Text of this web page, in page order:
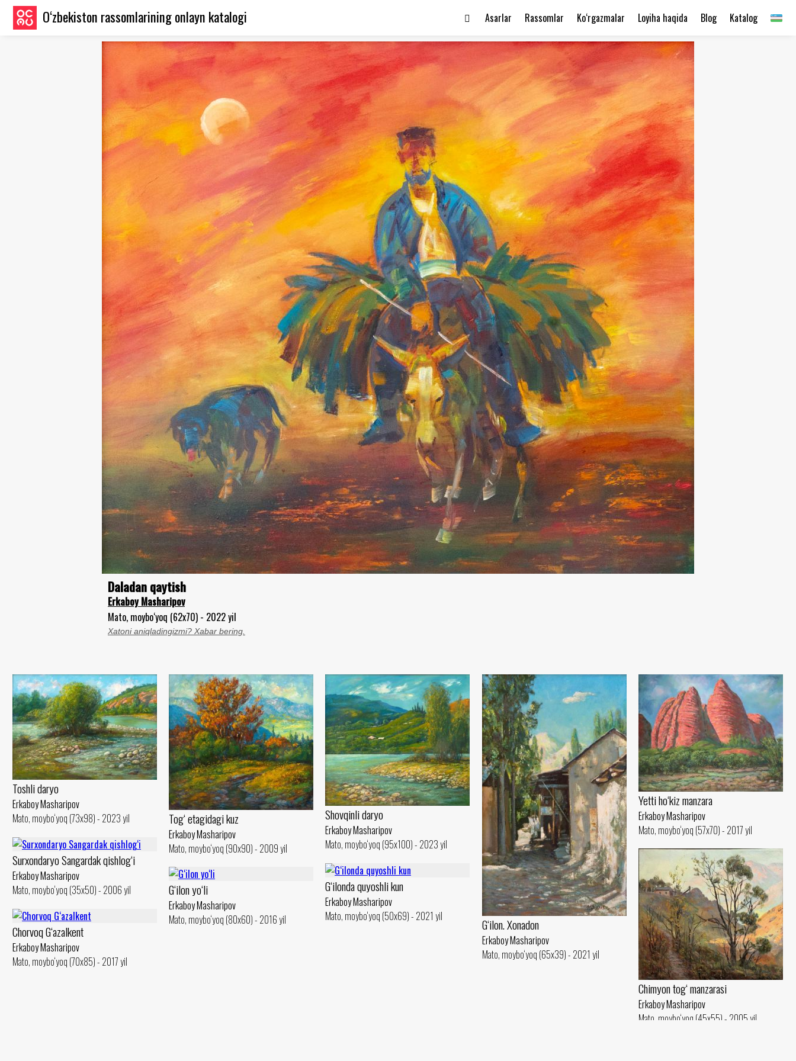
O‘zbekiston rassomlarining onlayn katalogi Katalog
Blog
Loyiha haqida
Ko‘rgazmalar
Rassomlar
Asarlar
Daladan qaytish
Erkaboy Masharipov
Mato, moybo‘yoq (62x70) - 2022 yil
Xatoni aniqladingizmi? Xabar bering.
Toshli daryo
Erkaboy Masharipov
Mato, moybo‘yoq (73x98) - 2023 yil
Tog‘ etagidagi kuz
Erkaboy Masharipov
Mato, moybo‘yoq (90x90) - 2009 yil
Shovqinli daryo
Erkaboy Masharipov
Mato, moybo‘yoq (95x100) - 2023 yil
G‘ilon. Xonadon
Erkaboy Masharipov
Mato, moybo‘yoq (65x39) - 2021 yil
Yetti ho‘kiz manzara
Erkaboy Masharipov
Mato, moybo‘yoq (57x70) - 2017 yil
Surxondaryo Sangardak qishlog‘i
Erkaboy Masharipov
Mato, moybo‘yoq (35x50) - 2006 yil
Chimyon tog‘ manzarasi
Erkaboy Masharipov
Mato, moybo‘yoq (45x55) - 2005 yil
G‘ilonda quyoshli kun
Erkaboy Masharipov
Mato, moybo‘yoq (50x69) - 2021 yil
G‘ilon yo‘li
Erkaboy Masharipov
Mato, moybo‘yoq (80x60) - 2016 yil
Chorvoq G‘azalkent
Erkaboy Masharipov
Mato, moybo‘yoq (70x85) - 2017 yil